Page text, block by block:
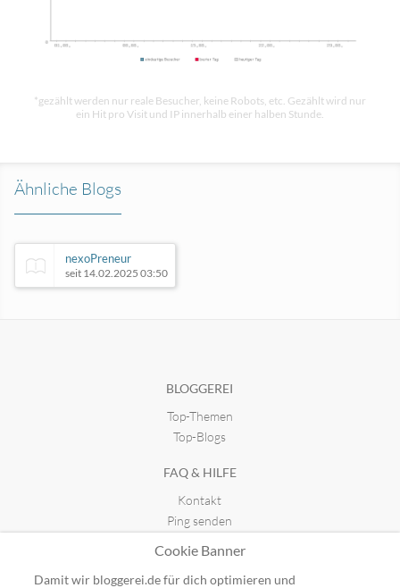
*gezählt werden nur reale Besucher, keine Robots, etc. Gezählt wird nur
ein Hit pro Visit und IP innerhalb einer halben Stunde.
Ähnliche Blogs
nexoPreneur
seit 14.02.2025 03:50
Mediation & Konfliktmanagement
BLOGGEREI
Top-Themen
Top-Blogs
FAQ & HILFE
Kontakt
Ping senden
GUTSCHEINE
Cookie Banner
Damit wir bloggerei.de für dich optimieren und